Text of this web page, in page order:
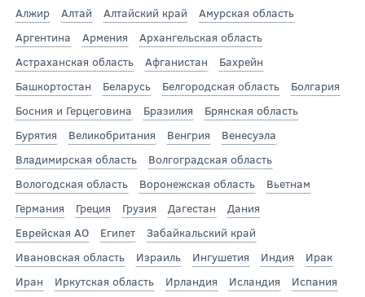
Алжир
Алтай Алтайский край
Амурская область
Аргентина
Армения
Архангельская область
Астраханская область
Афганистан
Бахрейн
Башкортостан
Беларусь Белгородская область
Болгария
Босния и Герцеговина
Бразилия
Брянская область
Бурятия
Великобритания Венгрия
Венесуэла
Владимирская область
Волгоградская область
Вологодская область
Воронежская область
Вьетнам
Германия
Греция Грузия Дагестан
Дания
Еврейская АО
Египет
Забайкальский край
Ивановская область
Израиль Ингушетия Индия
Ирак
Иран
Иркутская область Ирландия Исландия
Испания